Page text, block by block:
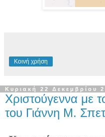
Κοινή χρήση
Κυριακή 22 Δεκεμβρίου
Χριστούγεννα
του Γιάννη Μ.